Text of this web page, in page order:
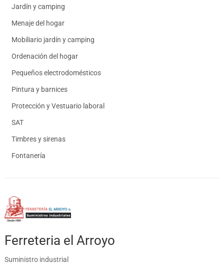
Jardín y camping
Menaje del hogar
Mobiliario jardín y camping
Ordenación del hogar
Pequeños electrodomésticos
Pintura y barnices
Protección y Vestuario laboral
SAT
Timbres y sirenas
Fontanería
Ferreteria el Arroyo
Suministro industrial